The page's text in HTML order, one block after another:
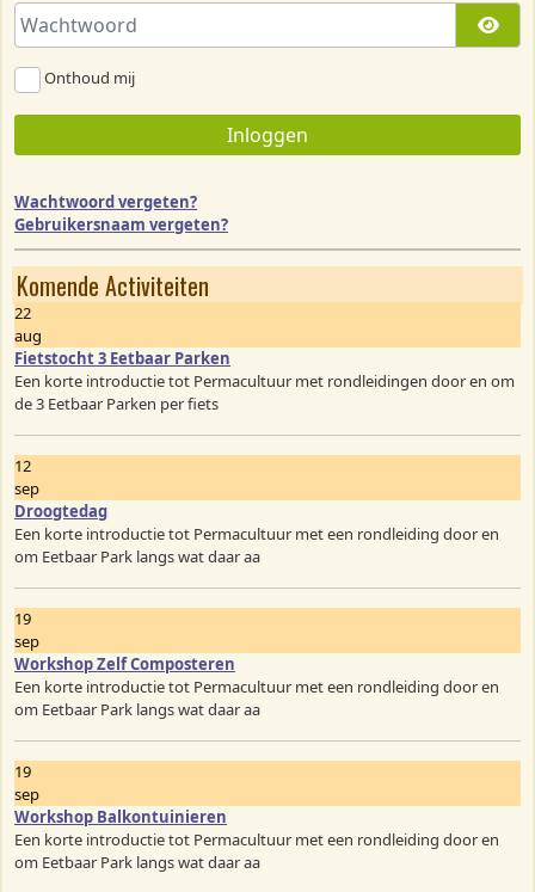
Wachtwoord
Onthoud mij
Inloggen
Wachtwoord vergeten?
Gebruikersnaam vergeten?
Komende Activiteiten
22
aug
Fietstocht 3 Eetbaar Parken
Een korte introductie tot Permacultuur met rondleidingen door en om
de 3 Eetbaar Parken per fiets
12
sep
Droogtedag
Een korte introductie tot Permacultuur met een rondleiding door en
om Eetbaar Park langs wat daar aa
19
sep
Workshop Zelf Composteren
Een korte introductie tot Permacultuur met een rondleiding door en
om Eetbaar Park langs wat daar aa
19
sep
Workshop Balkontuinieren
Een korte introductie tot Permacultuur met een rondleiding door en
om Eetbaar Park langs wat daar aa